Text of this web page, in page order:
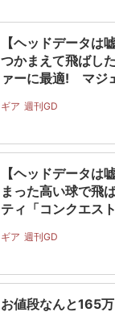
【ヘッドデータは
つかまえて飛ばし
ァーに最適! マジ
ギア 週刊GD
【ヘッドデータは
まった高い球で飛
ティ「コンクエス
ギア 週刊GD
お値段なんと165